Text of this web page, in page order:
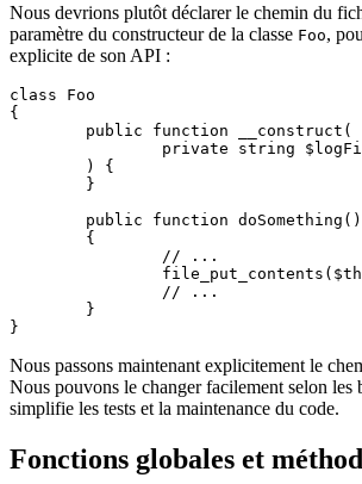
Nous devrions plutôt déclarer le chemin du
paramètre du constructeur de la classe Foo,
explicite de son API :
class Foo
{
Nous passons maintenant explicitement le
Nous pouvons le changer facilement selon les
simplifie les tests et la maintenance du code.
Fonctions globales et